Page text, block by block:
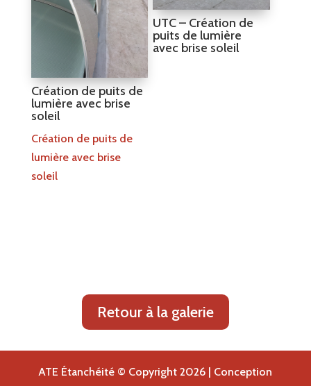
Création de puits de
lumière avec brise
soleil
Création de puits de
lumière avec brise
soleil
UTC – Création de
puits de lumière
avec brise soleil
Retour à la galerie
ATE Étanchéité © Copyright2026 | Conception